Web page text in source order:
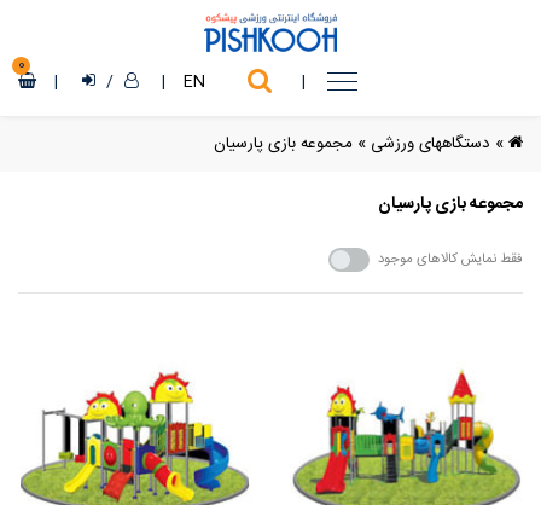
|
EN
|
/
|
0
» دستگاههای ورزشی » مجموعه بازی پارسیان
مجموعه بازی پارسیان
فقط نمایش کالاهای موجود